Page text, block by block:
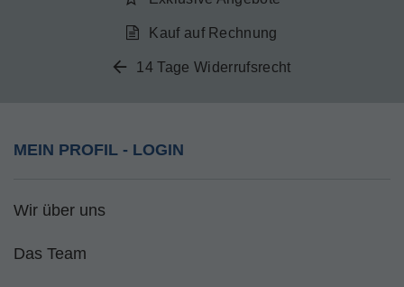
Kauf auf Rechnung
14 Tage Widerrufsrecht
MEIN PROFIL - LOGIN
Wir über uns
Das Team